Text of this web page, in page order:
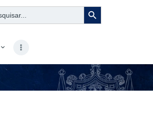
Search Button